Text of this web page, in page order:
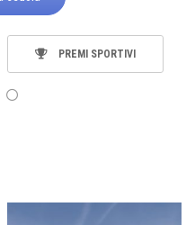
PREMI SPORTIVI